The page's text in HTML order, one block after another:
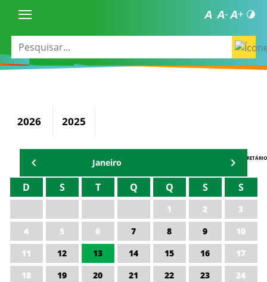
2026 2025
AGENDA DO SECRETÁRIO
Janeiro
D S T Q Q S S
1 2
3
4
5 6 7 8 9
10
11
12 13 14 15 16
17
18
19 20 21 22 23
24